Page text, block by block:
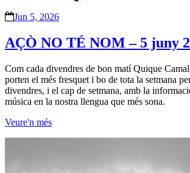
Jun 5, 2026
AÇÒ NO TÉ NOM – 5 juny
Com cada divendres de bon matí Quique
porten el més fresquet i bo de tota la setmana
divendres, i el cap de setmana, amb la
música en la nostra llengua que més sona.
Veure'n més